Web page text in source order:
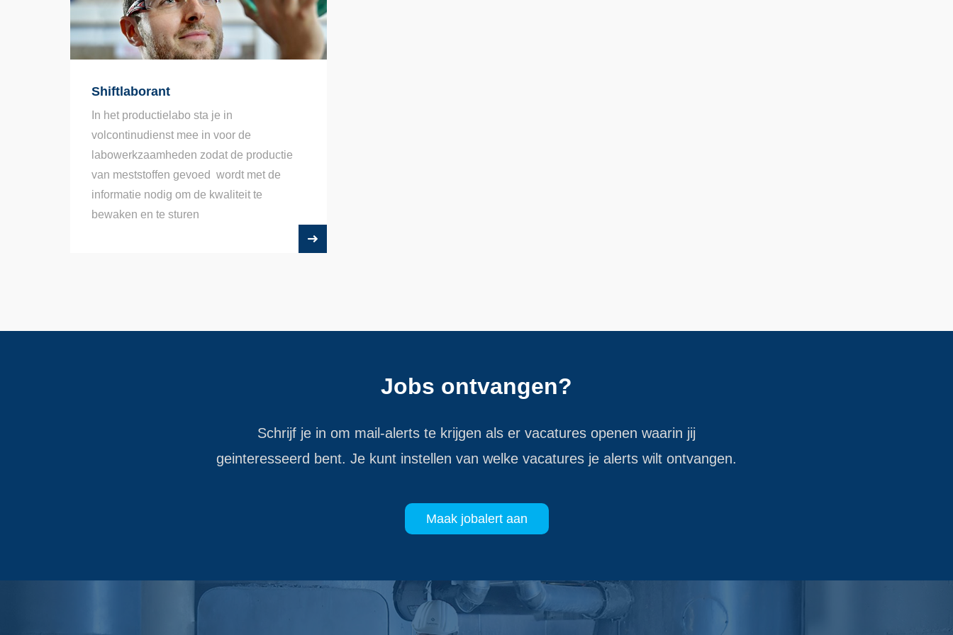
Shiftlaborant
In het productielabo sta je in
volcontinudienst mee in voor de
labowerkzaamheden zodat de productie
van meststoffen gevoed wordt met de
informatie nodig om de kwaliteit te
bewaken en te sturen
Jobs ontvangen?
Schrijf je in om mail-alerts te krijgen als er vacatures openen waarin jij
geinteresseerd bent. Je kunt instellen van welke vacatures je alerts wilt ontvangen.
Maak jobalert aan